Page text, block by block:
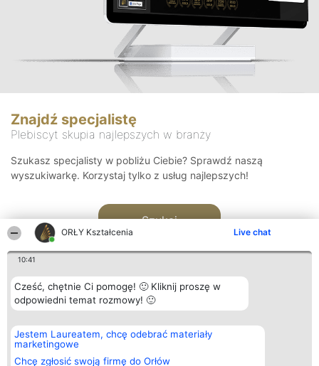
ORŁY Kształcenia Live chat
10:41
Cześć, chętnie Ci pomogę! 🙂 Kliknij proszę w
odpowiedni temat rozmowy! 🙂
Jestem Laureatem, chcę odebrać materiały
marketingowe
Chcę zgłosić swoją firmę do Orłów
Znajdź specjalistę
Plebiscyt skupia najlepszych w branży
Szukasz specjalisty w pobliżu Ciebie? Sprawdź naszą
wyszukiwarkę. Korzystaj tylko z usług najlepszych!
Szukaj
Organizator plebiscytu
Bright Side Solutions sp. z o.
o. sp. k.
ul. Ruska 22
Plebiscyt
Laureaci
wszystkich
Kontakt
Kontakt